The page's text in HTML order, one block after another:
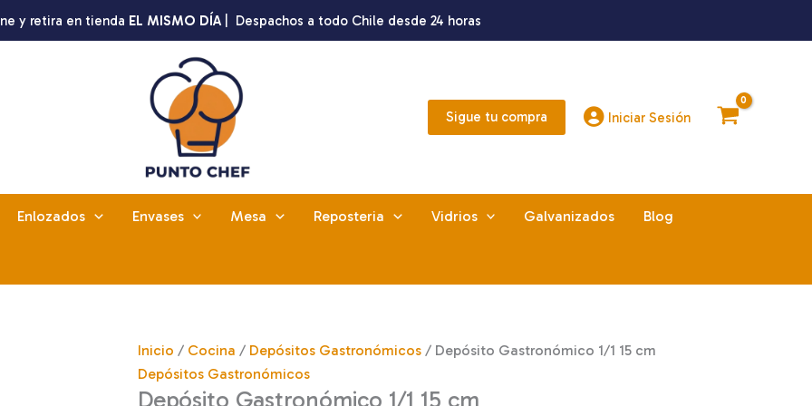
y retira en tienda EL MISMO DÍA | Despachos a todo Chile desde 24 horas
Sigue tu compra Iniciar Sesión
Enlozados Envases Mesa Reposteria Vidrios Galvanizados Blog
Inicio / Cocina / Depósitos Gastronómicos / Depósito Gastronómico 1/1 15 cm
Depósitos Gastronómicos
Depósito Gastronómico 1/1 15 cm